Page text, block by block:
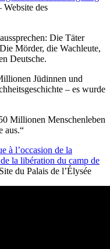
Website des
Die Täter
Mörder, die Wachleute,
Deutsche.
Jüdinnen und
– es wurde
Millionen Menschenleben
aus.“
à l’occasion de la
la libération du camp de
du Palais de l’Élysée